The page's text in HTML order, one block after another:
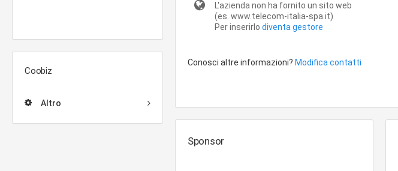
Coobiz
Altro
L'azienda non ha fornito un sito web
(es. www.telecom-italia-spa.it)
Per inserirlo diventa gestore
Conosci altre informazioni? Modifica contatti
Sponsor